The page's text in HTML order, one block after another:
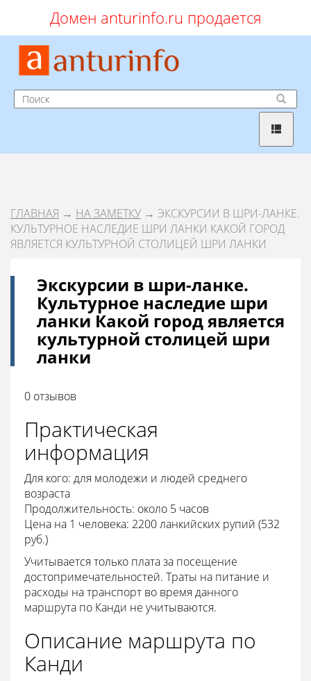
Домен anturinfo.ru продается
ГЛАВНАЯ → НА ЗАМЕТКУ → ЭКСКУРСИИ В ШРИ-ЛАНКЕ.
КУЛЬТУРНОЕ НАСЛЕДИЕ ШРИ ЛАНКИ КАКОЙ ГОРОД
ЯВЛЯЕТСЯ КУЛЬТУРНОЙ СТОЛИЦЕЙ ШРИ ЛАНКИ
Экскурсии в шри-ланке.
Культурное наследие шри
ланки Какой город является
культурной столицей шри
ланки
0 отзывов
Практическая
информация
Для кого: для молодежи и людей среднего
возраста
Продолжительность: около 5 часов
Цена на 1 человека: 2200 ланкийских рупий (532
руб.)
Учитывается только плата за посещение
достопримечательностей. Траты на питание и
расходы на транспорт во время данного
маршрута по Канди не учитываются.
Описание маршрута по
Канди